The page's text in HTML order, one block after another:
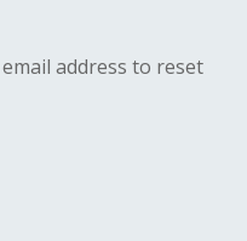
address to reset